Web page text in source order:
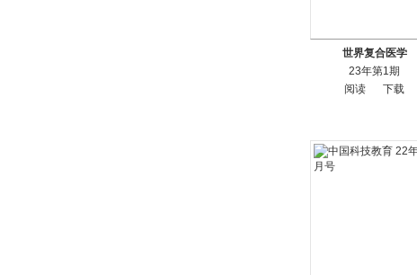
世界复合医学
23年第1期
阅读
下载